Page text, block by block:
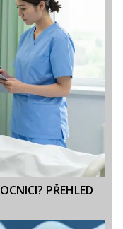
PŘEHLED